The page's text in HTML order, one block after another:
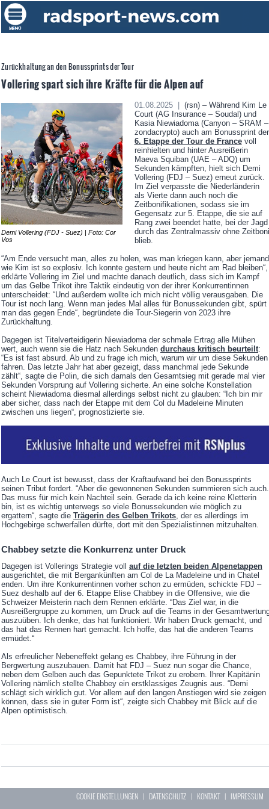
Zurückhaltung an den Bonussprints der Tour
Vollering spart sich ihre Kräfte für die Alpen auf
Demi Vollering (FDJ - Suez) | Foto: Cor
Vos
01.08.2025 |
(rsn) – Während Kim Le
Court (AG Insurance – Soudal) und
Kasia Niewiadoma (Canyon – SRAM –
zondacrypto) auch am Bonussprint der
6. Etappe der Tour de Francevoll
reinhielten und hinter Ausreißerin
Maeva Squiban (UAE – ADQ) um
Sekunden kämpften, hielt sich Demi
Vollering (FDJ – Suez) erneut zurück.
Im Ziel verpasste die Niederländerin
als Vierte dann auch noch die
Zeitbonifikationen, sodass sie im
Gegensatz zur 5. Etappe, die sie auf
Rang zwei beendet hatte, bei der Jagd
durch das Zentralmassiv ohne Zeitboni
blieb.
“Am Ende versucht man, alles zu holen, was man kriegen kann, aber jemand
wie Kim ist so explosiv. Ich konnte gestern und heute nicht am Rad bleiben“,
erklärte Vollering im Ziel und machte danach deutlich, dass sich im Kampf
um das Gelbe Trikot ihre Taktik eindeutig von der ihrer Konkurrentinnen
unterscheidet: “Und außerdem wollte ich mich nicht völlig verausgaben. Die
Tour ist noch lang. Wenn man jedes Mal alles für Bonussekunden gibt, spürt
man das gegen Ende“, begründete die Tour-Siegerin von 2023 ihre
Zurückhaltung.
Dagegen ist Titelverteidigerin Niewiadoma der schmale Ertrag alle Mühen
wert, auch wenn sie die Hatz nach Sekunden durchaus kritisch beurteilt:
“Es ist fast absurd. Ab und zu frage ich mich, warum wir um diese Sekunden
fahren. Das letzte Jahr hat aber gezeigt, dass manchmal jede Sekunde
zählt“, sagte die Polin, die sich damals den Gesamtsieg mit gerade mal vier
Sekunden Vorsprung auf Vollering sicherte. An eine solche Konstellation
scheint Niewiadoma diesmal allerdings selbst nicht zu glauben: “Ich bin mir
aber sicher, dass nach der Etappe mit dem Col du Madeleine Minuten
zwischen uns liegen“, prognostizierte sie.
Auch Le Court ist bewusst, dass der Kraftaufwand bei den Bonussprints
seinen Tribut fordert. “Aber die gewonnenen Sekunden summieren sich auch.
Das muss für mich kein Nachteil sein. Gerade da ich keine reine Kletterin
bin, ist es wichtig unterwegs so viele Bonussekunden wie möglich zu
ergattern“, sagte die Trägerin des Gelben Trikots, der es allerdings im
Hochgebirge schwerfallen dürfte, dort mit den Spezialistinnen mitzuhalten.
Chabbey setzte die Konkurrenz unter Druck
Dagegen ist Vollerings Strategie voll auf die letzten beiden Alpenetappen
ausgerichtet, die mit Bergankünften am Col de La Madeleine und in Chatel
enden. Um ihre Konkurrentinnen vorher schon zu ermüden, schickte FDJ –
Suez deshalb auf der 6. Etappe Elise Chabbey in die Offensive, wie die
Schweizer Meisterin nach dem Rennen erklärte. “Das Ziel war, in die
Ausreißergruppe zu kommen, um Druck auf die Teams in der
auszuüben. Ich denke, das hat funktioniert. Wir haben Druck gemacht, und
das hat das Rennen hart gemacht. Ich hoffe, das hat die anderen Teams
ermüdet.“
Als erfreulicher Nebeneffekt gelang es Chabbey, ihre Führung in der
Bergwertung auszubauen. Damit hat FDJ – Suez nun sogar die Chance,
neben dem Gelben auch das Gepunktete Trikot zu erobern. Ihrer Kapitänin
Vollering nämlich stellte Chabbey ein erstklassiges Zeugnis aus. “Demi
schlägt sich wirklich gut. Vor allem auf den langen Anstiegen wird sie zeigen
können, dass sie in guter Form ist“, zeigte sich Chabbey mit Blick auf die
Alpen optimistisch.
COOKIE EINSTELLUNGEN | DATENSCHUTZ | KONTAKT| IMPRESSUM